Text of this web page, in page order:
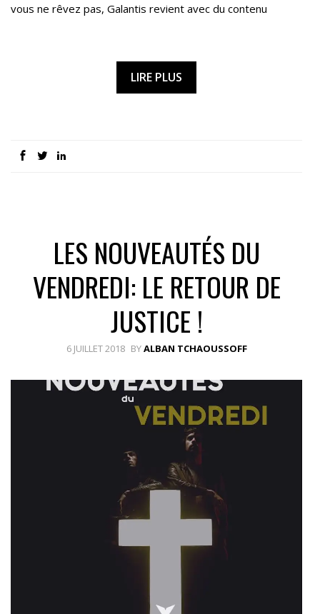
vous ne rêvez pas, Galantis revient avec du contenu
LIRE PLUS
LES NOUVEAUTÉS DU
VENDREDI: LE RETOUR DE
JUSTICE !
6 JUILLET 2018 BYALBAN TCHAOUSSOFF